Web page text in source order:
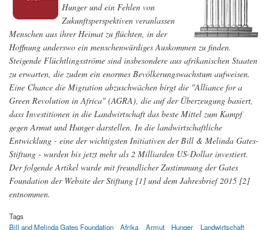
Hunger und ein Fehlen von
Zukunftsperspektiven veranlassen
Menschen aus ihrer Heimat zu flüchten, in der
Hoffnung anderswo ein menschenwürdiges Auskommen zu finden.
Steigende Flüchtlingsströme sind insbesondere aus afrikanischen Staaten
zu erwarten, die zudem ein enormes Bevölkerungswachstum aufweisen.
Eine Chance die Migration abzuschwächen birgt die "Alliance for a
Green Revolution in Africa" (AGRA), die auf der Überzeugung basiert,
dass Investitionen in die Landwirtschaft das beste Mittel zum Kampf
gegen Armut und Hunger darstellen. In die landwirtschaftliche
Entwicklung - eine der wichtigsten Initiativen der Bill & Melinda Gates-
Stiftung - wurden bis jetzt mehr als 2 Milliarden US-Dollar investiert.
Der folgende Artikel wurde mit freundlicher Zustimmung der Gates
Foundation der Website der Stiftung [1] und dem Jahresbrief 2015 [2]
entnommen.
Tags
Bill and Melinda Gates Foundation
Afrika Armut Hunger
Landwirtschaft